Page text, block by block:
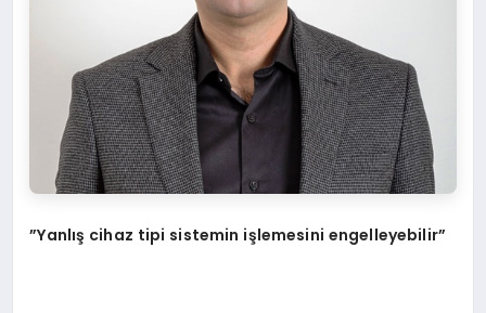
”Yanlış cihaz tipi sistemin işlemesini engelleyebilir”